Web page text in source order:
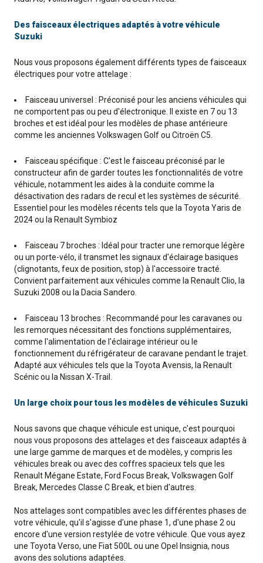
Des faisceaux électriques adaptés à votre véhicule
Suzuki
Nous vous proposons également différents types de faisceaux
électriques pour votre attelage :
Faisceau universel : Préconisé pour les anciens véhicules qui
ne comportent pas ou peu d'électronique. Il existe en 7 ou 13
broches et est idéal pour les modèles de phase antérieure
comme les anciennes Volkswagen Golf ou Citroën C5.
Faisceau spécifique : C'est le faisceau préconisé par le
constructeur afin de garder toutes les fonctionnalités de votre
véhicule, notamment les aides à la conduite comme la
désactivation des radars de recul et les systèmes de sécurité.
Essentiel pour les modèles récents tels que la Toyota Yaris de
2024 ou la Renault Symbioz
Faisceau 7 broches : Idéal pour tracter une remorque légère
ou un porte-vélo, il transmet les signaux d'éclairage basiques
(clignotants, feux de position, stop) à l'accessoire tracté.
Convient parfaitement aux véhicules comme la Renault Clio, la
Suzuki 2008 ou la Dacia Sandero.
Faisceau 13 broches : Recommandé pour les caravanes ou
les remorques nécessitant des fonctions supplémentaires,
comme l'alimentation de l'éclairage intérieur ou le
fonctionnement du réfrigérateur de caravane pendant le trajet.
Adapté aux véhicules tels que la Toyota Avensis, la Renault
Scénic ou la Nissan X-Trail.
Un large choix pour tous les modèles de véhicules Suzuki
Nous savons que chaque véhicule est unique, c'est pourquoi
nous vous proposons des attelages et des faisceaux adaptés à
une large gamme de marques et de modèles, y compris les
véhicules break ou avec des coffres spacieux tels que les
Renault Mégane Estate, Ford Focus Break, Volkswagen Golf
Break, Mercedes Classe C Break, et bien d'autres.
Nos attelages sont compatibles avec les différentes phases de
votre véhicule, qu'il s'agisse d'une phase 1, d'une phase 2 ou
encore d'une version restylée de votre véhicule. Que vous ayez
une Toyota Verso, une Fiat 500L ou une Opel Insignia, nous
avons des solutions adaptées.